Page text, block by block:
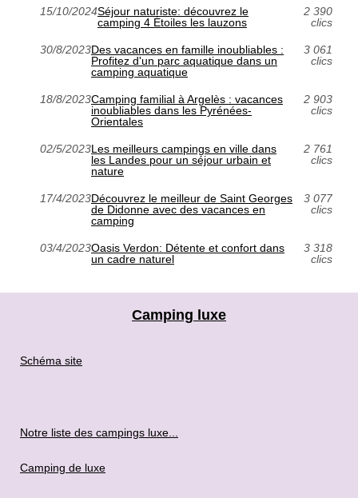
15/10/2024Séjour naturiste: découvrez le
camping 4 Étoiles les lauzons
2 390
clics
30/8/2023Des vacances en famille inoubliables :
Profitez d'un parc aquatique dans un
camping aquatique
3 061
clics
18/8/2023Camping familial à Argelès : vacances
inoubliables dans les Pyrénées-
Orientales
2 903
clics
02/5/2023Les meilleurs campings en ville dans
les Landes pour un séjour urbain et
nature
2 761
clics
17/4/2023Découvrez le meilleur de Saint Georges
de Didonne avec des vacances en
camping
3 077
clics
03/4/2023Oasis Verdon: Détente et confort dans
un cadre naturel
3 318
clics
Camping luxe
Schéma site
Notre liste des campings luxe...
Camping de luxe